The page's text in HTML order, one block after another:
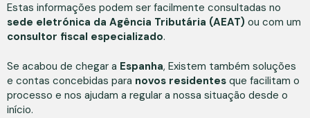
Estas informações podem ser facilmente consultadas no
sede eletrónica da Agência Tributária (AEAT) ou com um
consultor fiscal especializado.
Se acabou de chegar a Espanha, Existem também soluções
e contas concebidas para novos residentes que facilitam o
processo e nos ajudam a regular a nossa situação desde o
início.